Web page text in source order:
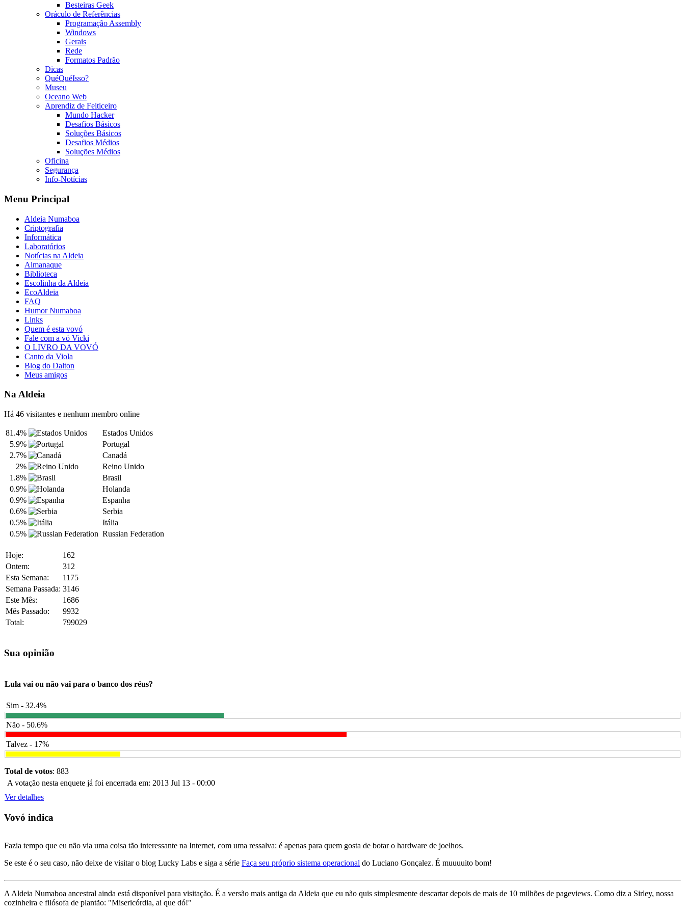
Besteiras Geek
Oráculo de Referências
Programação Assembly
Windows
Gerais
Rede
Formatos Padrão
Dicas
QuéQuéIsso?
Museu
Oceano Web
Aprendiz de Feiticeiro
Mundo Hacker
Desafios Básicos
Soluções Básicos
Desafios Médios
Soluções Médios
Oficina
Segurança
Info-Notícias
Menu Principal
Aldeia Numaboa
Criptografia
Informática
Laboratórios
Notícias na Aldeia
Almanaque
Biblioteca
Escolinha da Aldeia
EcoAldeia
FAQ
Humor Numaboa
Links
Quem é esta vovó
Fale com a vó Vicki
O LIVRO DA VOVÓ
Canto da Viola
Blog do Dalton
Meus amigos
Na Aldeia
Há 46 visitantes e nenhum membro online
81.4%
Estados Unidos
5.9%
Portugal
2.7%
Canadá
2%
Reino Unido
1.8%
Brasil
0.9%
Holanda
0.9%
Espanha
0.6%
Serbia
0.5%
Itália
0.5%
Russian Federation
Hoje:
162
Ontem:
312
Esta Semana:
1175
Semana Passada: 3146
Este Mês:
1686
Mês Passado:
9932
Total:
799029
Sua opinião
Lula vai ou não vai para o banco dos réus?
Sim - 32.4%
Não - 50.6%
Talvez - 17%
Total de votos: 883
A votação nesta enquete já foi encerrada em: 2013 Jul 13 - 00:00
Ver detalhes
Vovó indica
Fazia tempo que eu não via uma coisa tão interessante na Internet, com uma ressalva: é apenas para quem gosta de botar o hardware de joelhos.
Se este é o seu caso, não deixe de visitar o blog Lucky Labs e siga a série Faça seu próprio sistema operacional do Luciano Gonçalez. É muuuuito bom!
A Aldeia Numaboa ancestral ainda está disponível para visitação. É a versão mais antiga da Aldeia que eu não quis simplesmente descartar depois de mais de 10 milhões de pageviews. Como diz a Sirley, nossa
cozinheira e filósofa de plantão: "Misericórdia, ai que dó!"